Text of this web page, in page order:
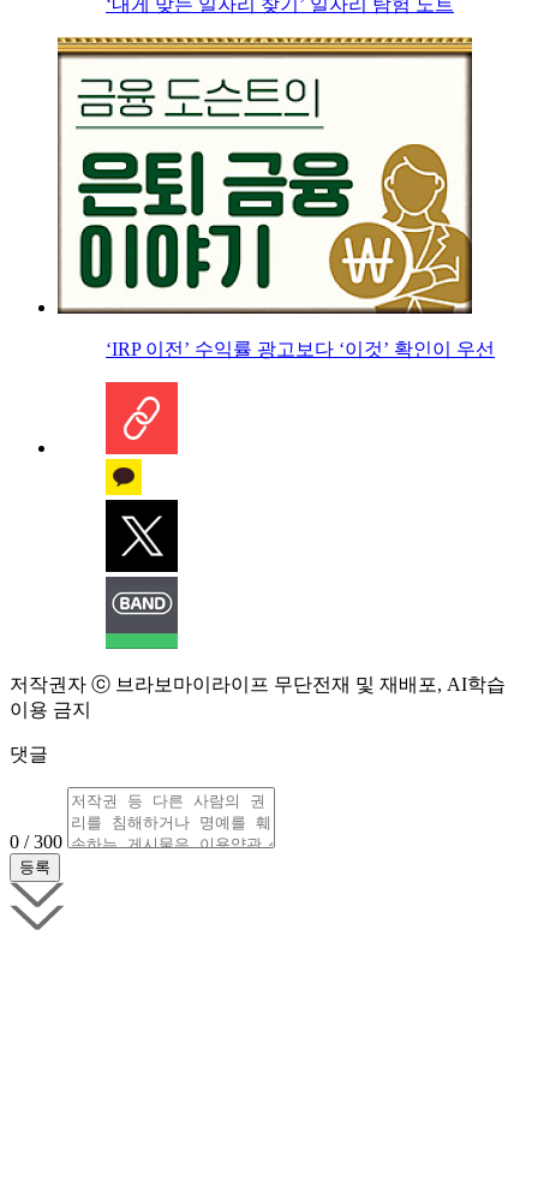
‘내게 맞는 일자리 찾기’ 일자리 탐험 노트
‘IRP 이전’ 수익률 광고보다 ‘이것’ 확인이 우선
저작권자 ⓒ 브라보마이라이프 무단전재 및 재배포, AI학습
이용 금지
댓글
0 / 300